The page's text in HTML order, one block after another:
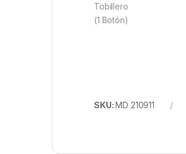
Tobillero
(1 Botón)
SKU:MD 210911